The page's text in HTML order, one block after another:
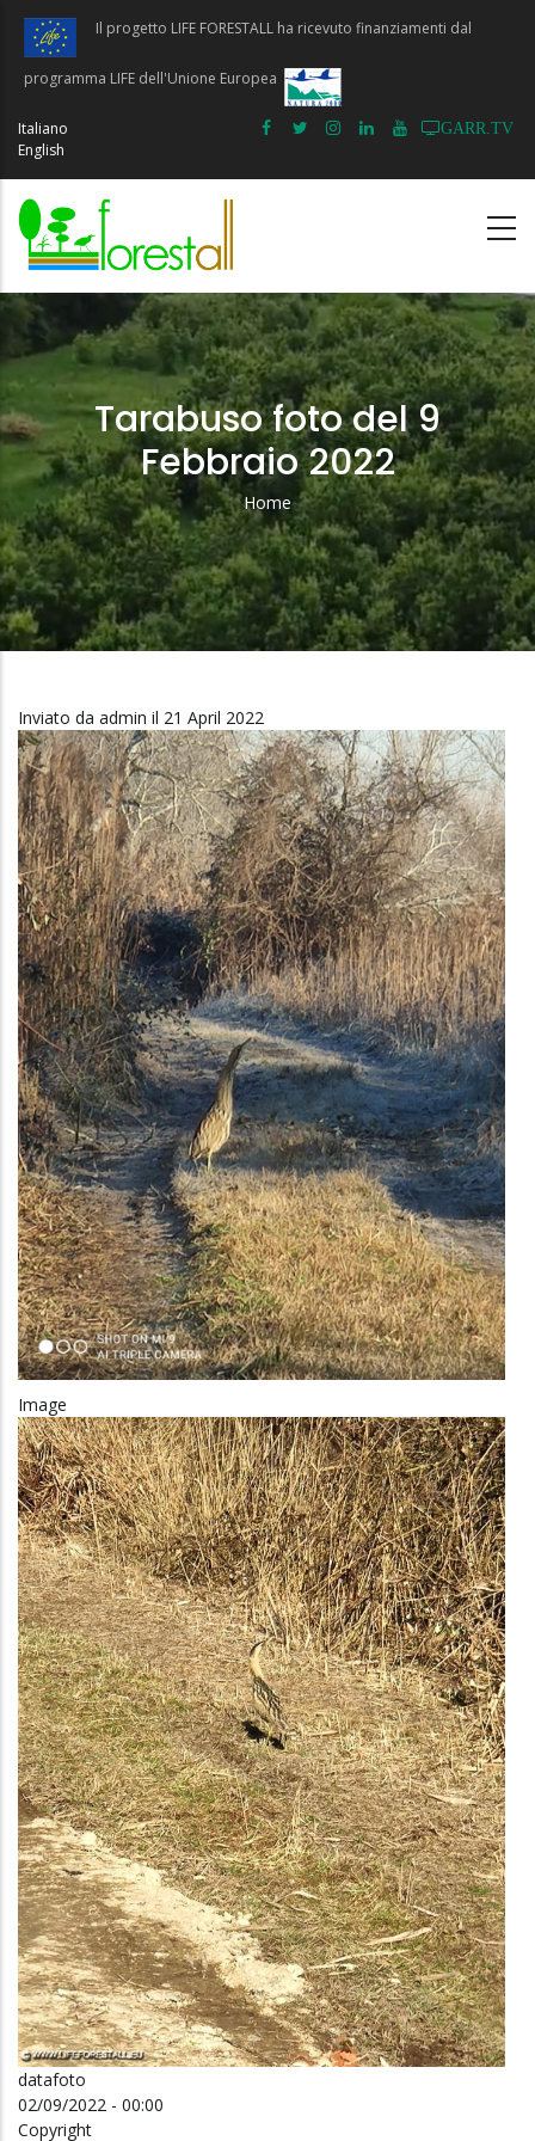
Salta
contenuto
principale
Il progetto LIFE FORESTALL ha ricevuto finanziamenti dal
programma LIFE dell'Unione Europea
GARR.TV
Italiano
English
Tarabuso foto del 9
Febbraio 2022
Briciole
Di
Pane
Home
Inviato da admin il 21 April 2022
Image
datafoto
02/09/2022 - 00:00
Copyright